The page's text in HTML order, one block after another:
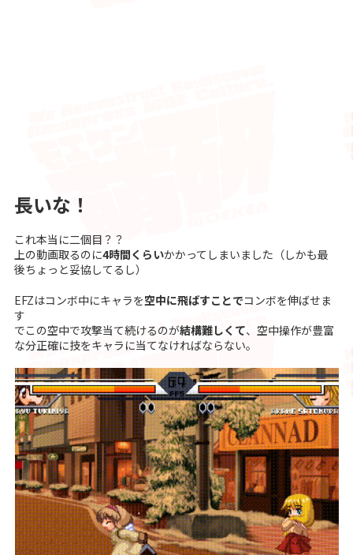
長いな！
これ本当に二個目？？
上の動画取るのに4時間くらいかかってしまいました（しかも最
後ちょっと妥協してるし）
EFZはコンボ中にキャラを空中に飛ばすことでコンボを伸ばせま
す
でこの空中で攻撃当て続けるのが結構難しくて、空中操作が豊富
な分正確に技をキャラに当てなければならない。